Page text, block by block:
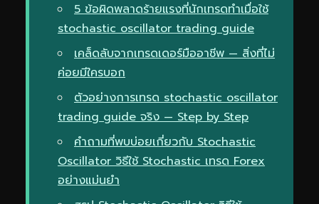
5 ข้อผิดพลาดร้ายแรงที่นักเทรดทำเมื่อใช้
stochastic oscillator trading guide
เคล็ดลับจากเทรดเดอร์มืออาชีพ — สิ่งที่ไม่
ค่อยมีใครบอก
ตัวอย่างการเทรด stochastic oscillator
trading guide จริง — Step by Step
คำถามที่พบบ่อยเกี่ยวกับ Stochastic
Oscillator วิธีใช้ Stochastic เทรด Forex
อย่างแม่นยำ